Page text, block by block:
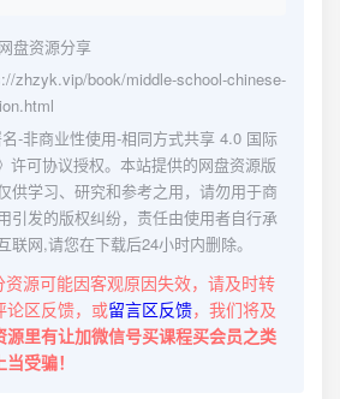
盘资源分享
zhzyk.vip/book/middle-school-chinese-
-非商业性使用-相同方式共享 4.0 国际
许可协议授权。本站提供的网盘资源版
供学习、研究和参考之用，请勿用于商
引发的版权纠纷，责任由使用者自行承
联网,请您在下载后24小时内删除。
资源可能因客观原因失效，请及时转
论区反馈，或留言区反馈，我们将及
源里有让加微信号买课程买会员之类
受骗！